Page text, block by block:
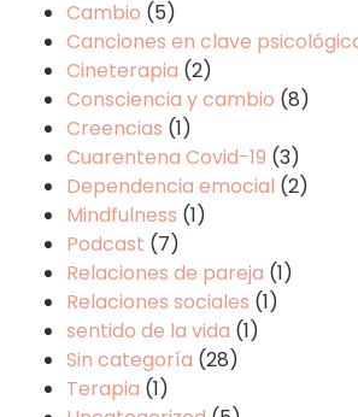
Cambio (5)
Canciones en clave
Cineterapia (2)
Consciencia y cambio (8)
Creencias (1)
Cuarentena Covid-19 (3)
Dependencia emocial (2)
Mindfulness (1)
Podcast (7)
Relaciones de pareja (1)
Relaciones sociales (1)
sentido de la vida (1)
Sin categoría (28)
Terapia (1)